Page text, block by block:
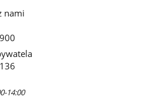
nami
14:00